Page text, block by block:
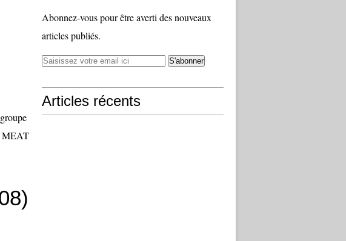
MEAT
Abonnez-vous pour être averti des nouveaux
articles publiés.
Articles récents